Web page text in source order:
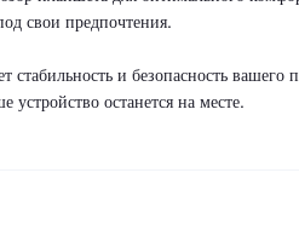
свои предпочтения.
стабильность и безопасность
останется на месте.